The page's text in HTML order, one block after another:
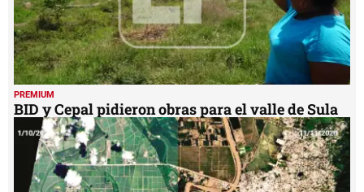
PREMIUM
BID y Cepal pidieron obras para el valle de Sula